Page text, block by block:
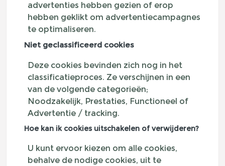
advertenties hebben gezien of erop
hebben geklikt om advertentiecampagnes
te optimaliseren.
Niet geclassificeerd cookies
Deze cookies bevinden zich nog in het
classificatieproces. Ze verschijnen in een
van de volgende categorieën;
Noodzakelijk, Prestaties, Functioneel of
Advertentie / tracking.
Hoe kan ik cookies uitschakelen of verwijderen?
U kunt ervoor kiezen om alle cookies,
behalve de nodige cookies, uit te